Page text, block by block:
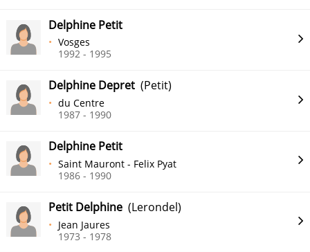
Delphine Petit
Vosges
1992 - 1995
Delphine Depret (Petit)
du Centre
1987 - 1990
Delphine Petit
Saint Mauront - Felix Pyat
1986 - 1990
Petit Delphine (Lerondel)
Jean Jaures
1973 - 1978